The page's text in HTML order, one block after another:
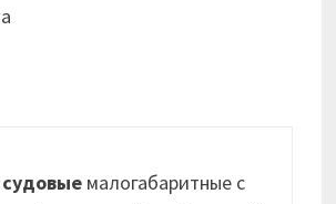
малогабаритные с